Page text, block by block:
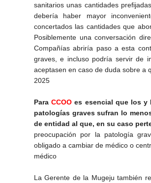
sanitarios unas cantidades
debería haber mayor
concertados las cantidades que
Posiblemente una conversación
Compañías abriría paso a esta
graves, e incluso podría servir de
aceptasen en caso de duda sobre a
2025
ParaCCOO es esencial que los y
patologías graves sufran lo
de entidad al que, en su caso
preocupación por la patología
obligado a cambiar de médico o
médico
La Gerente de la Mugeju también